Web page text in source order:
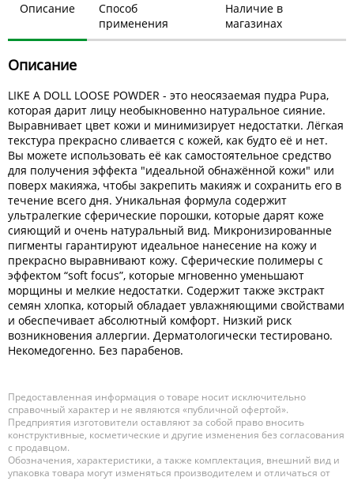
Описание
Способ
применения
Наличие в
магазинах
Описание
LIKE A DOLL LOOSE POWDER - это неосязаемая пудра Pupa,
которая дарит лицу необыкновенно натуральное сияние.
Выравнивает цвет кожи и минимизирует недостатки. Лёгкая
текстура прекрасно сливается с кожей, как будто её и нет.
Вы можете использовать её как самостоятельное средство
для получения эффекта "идеальной обнажённой кожи" или
поверх макияжа, чтобы закрепить макияж и сохранить его в
течение всего дня. Уникальная формула содержит
ультралегкие сферические порошки, которые дарят коже
сияющий и очень натуральный вид. Микронизированные
пигменты гарантируют идеальное нанесение на кожу и
прекрасно выравнивают кожу. Сферические полимеры с
эффектом “soft focus”, которые мгновенно уменьшают
морщины и мелкие недостатки. Содержит также экстракт
семян хлопка, который обладает увлажняющими свойствами
и обеспечивает абсолютный комфорт. Низкий риск
возникновения аллергии. Дерматологически тестировано.
Некомедогенно. Без парабенов.
Предоставленная информация о товаре носит исключительно
справочный характер и не являются «публичной офертой».
Предприятия изготовители оставляют за собой право вносить
конструктивные, косметические и другие изменения без согласования
с продавцом.
Обозначения, характеристики, а также комплектация, внешний вид и
упаковка товара могут изменяться производителем и отличаться от